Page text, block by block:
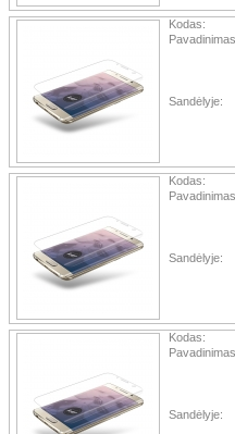
Kodas:
Sandėlyje:
Kodas:
Sandėlyje:
Kodas:
Sandėlyje: